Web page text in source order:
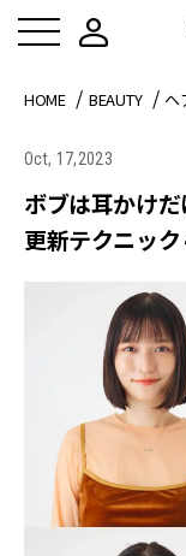
HOME BEAUTY ヘ
Oct, 17,2023
ボブは耳かけ
更新テクニック